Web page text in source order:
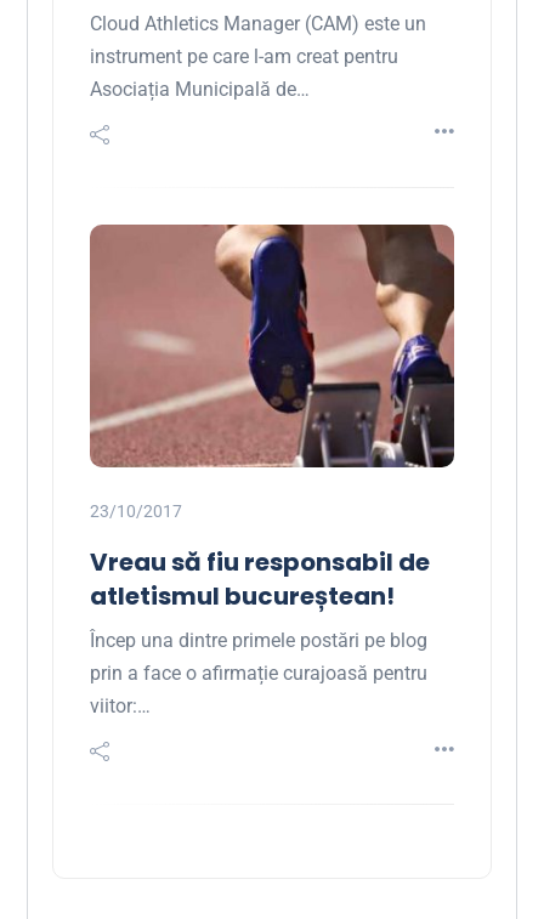
Cloud Athletics Manager (CAM) este un
instrument pe care l-am creat pentru
Asociația Municipală de…
23/10/2017
Vreau să fiu responsabil de
atletismul bucureștean!
Încep una dintre primele postări pe blog
prin a face o afirmație curajoasă pentru
viitor:…